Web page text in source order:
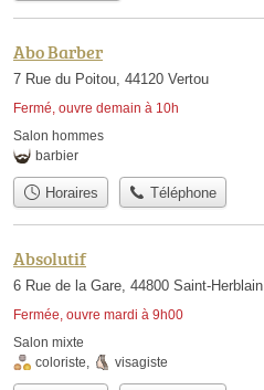
Abo Barber
7 Rue du Poitou, 44120 Vertou
Fermé, ouvre demain à 10h
Salon hommes
barbier
Horaires Téléphone
Absolutif
6 Rue de la Gare, 44800 Saint-Herblain
Fermée, ouvre mardi à 9h00
Salon mixte
coloriste, visagiste